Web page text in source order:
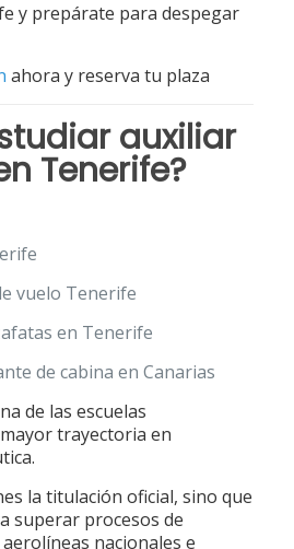
y prepárate para despegar
ahora y reserva tu plaza
auxiliar
Tenerife?
vuelo Tenerife
en Tenerife
de cabina en Canarias
de las escuelas
trayectoria en
la titulación oficial, sino que
superar procesos de
nacionales e